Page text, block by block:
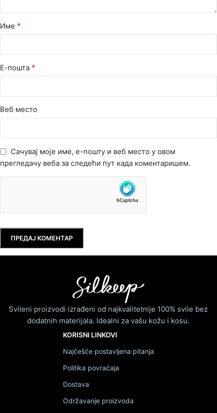
Име *
Е-пошта *
Веб место
Сачувај моје име, е-пошту и веб место у овом
прегледачу веба за следећи пут када коментаришем.
Svileni proizvodi izrađeni od najkvalitetnije 100% svile bez
dodatnih materijala. Idealni za vašu kožu i kosu.
KORISNI LINKOVI
Najčešće postavljena pitanja
Politika povraćaja
Dostava
Održavanje proizvoda